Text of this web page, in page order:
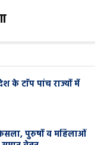
के टाॅप पांच राज्यों में
पुरुषों व महिलाओं